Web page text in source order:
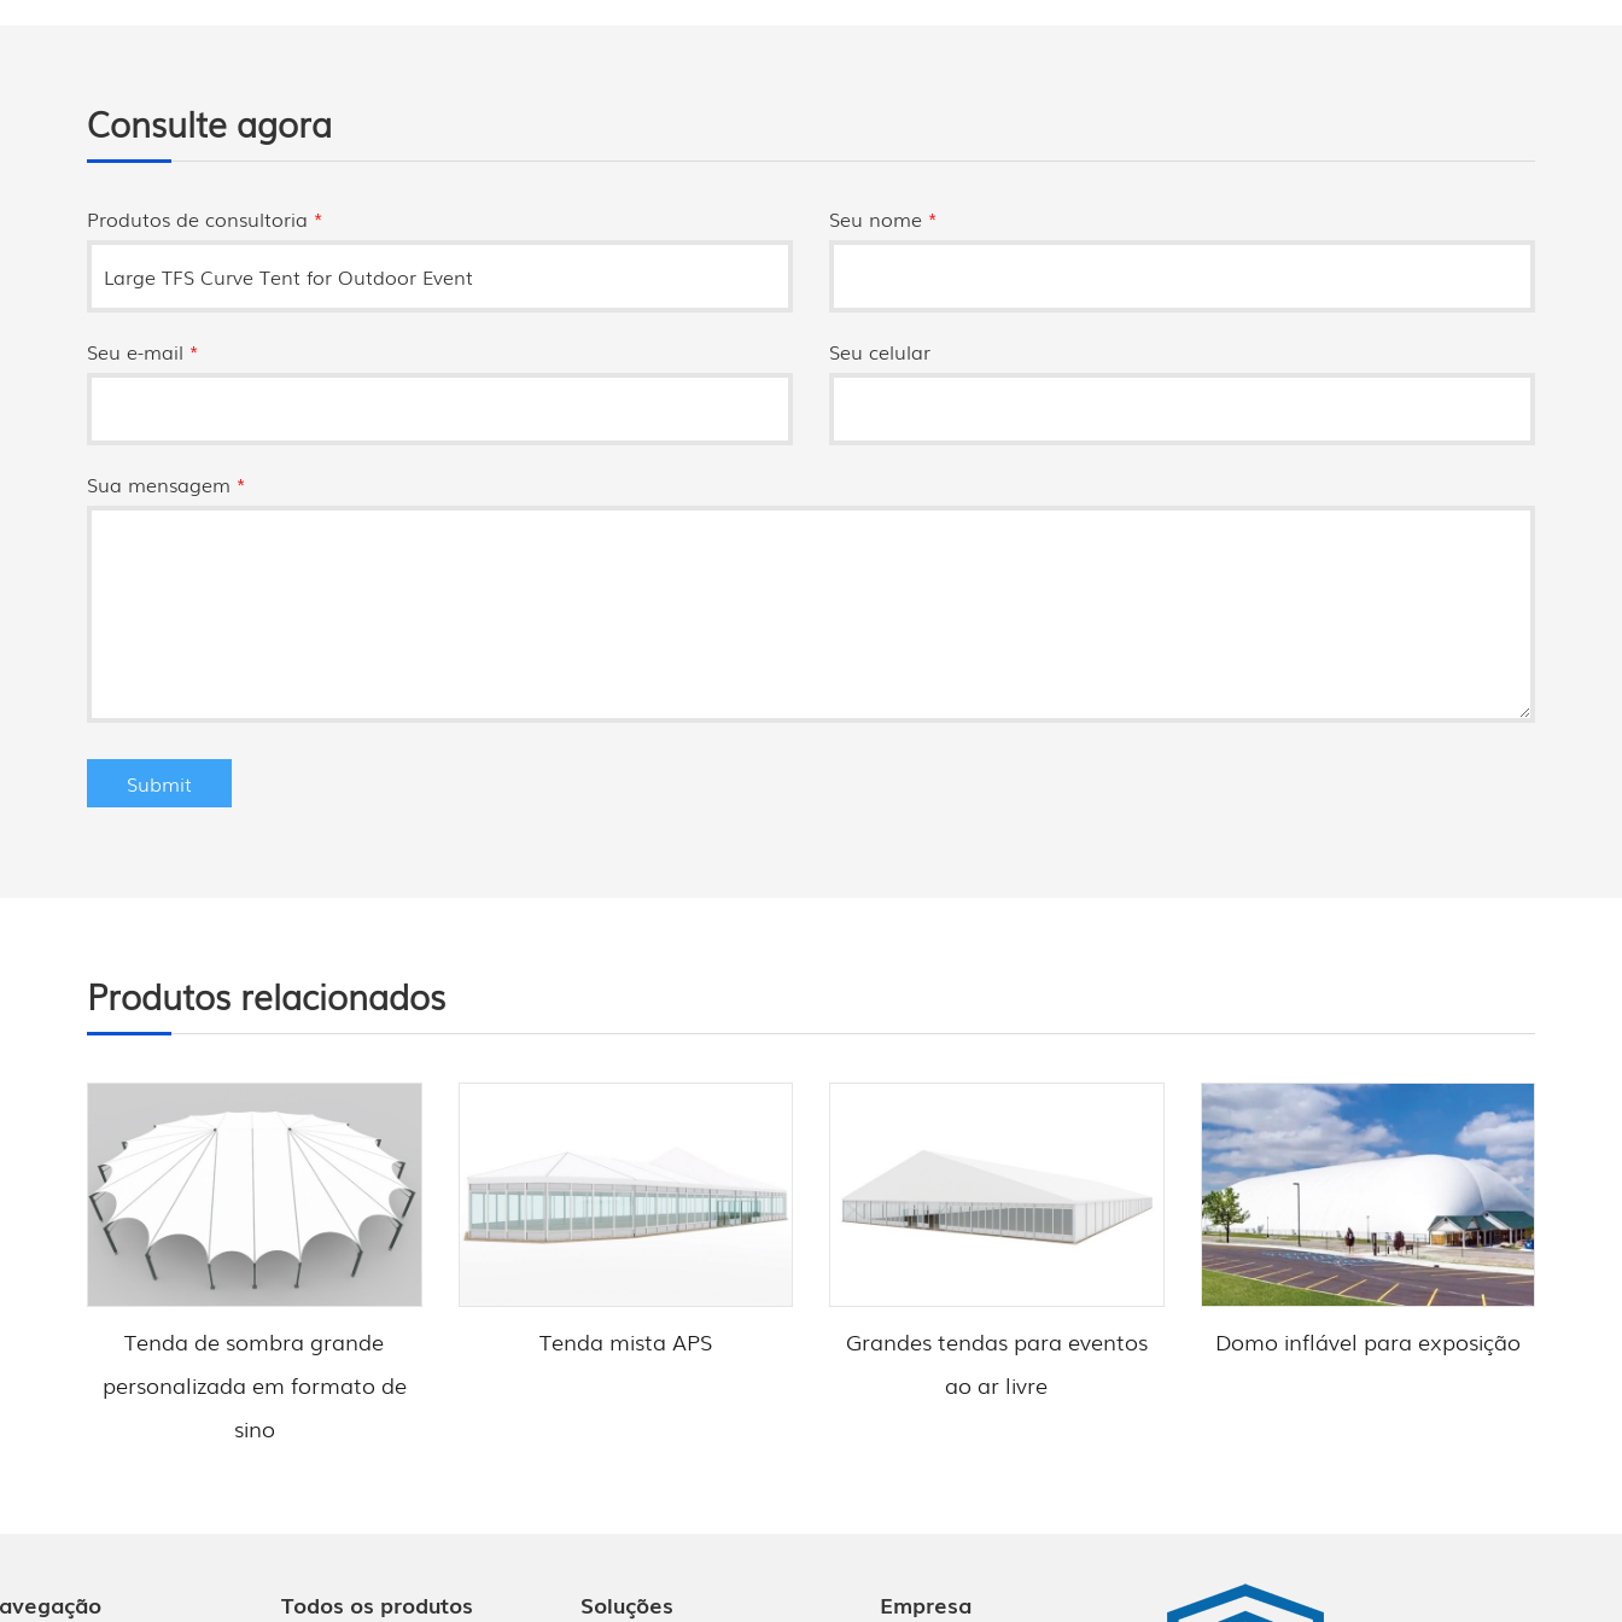
Consulte agora
Produtos de consultoria * Seu nome *
Seu e-mail * Seu celular
Sua mensagem *
Produtos relacionados
Tenda de sombra grande
personalizada em formato de
sino
Tenda mista APS
Grandes tendas para eventos
ao ar livre
Domo inflável para exposição
Todos os produtos Soluções Empresa